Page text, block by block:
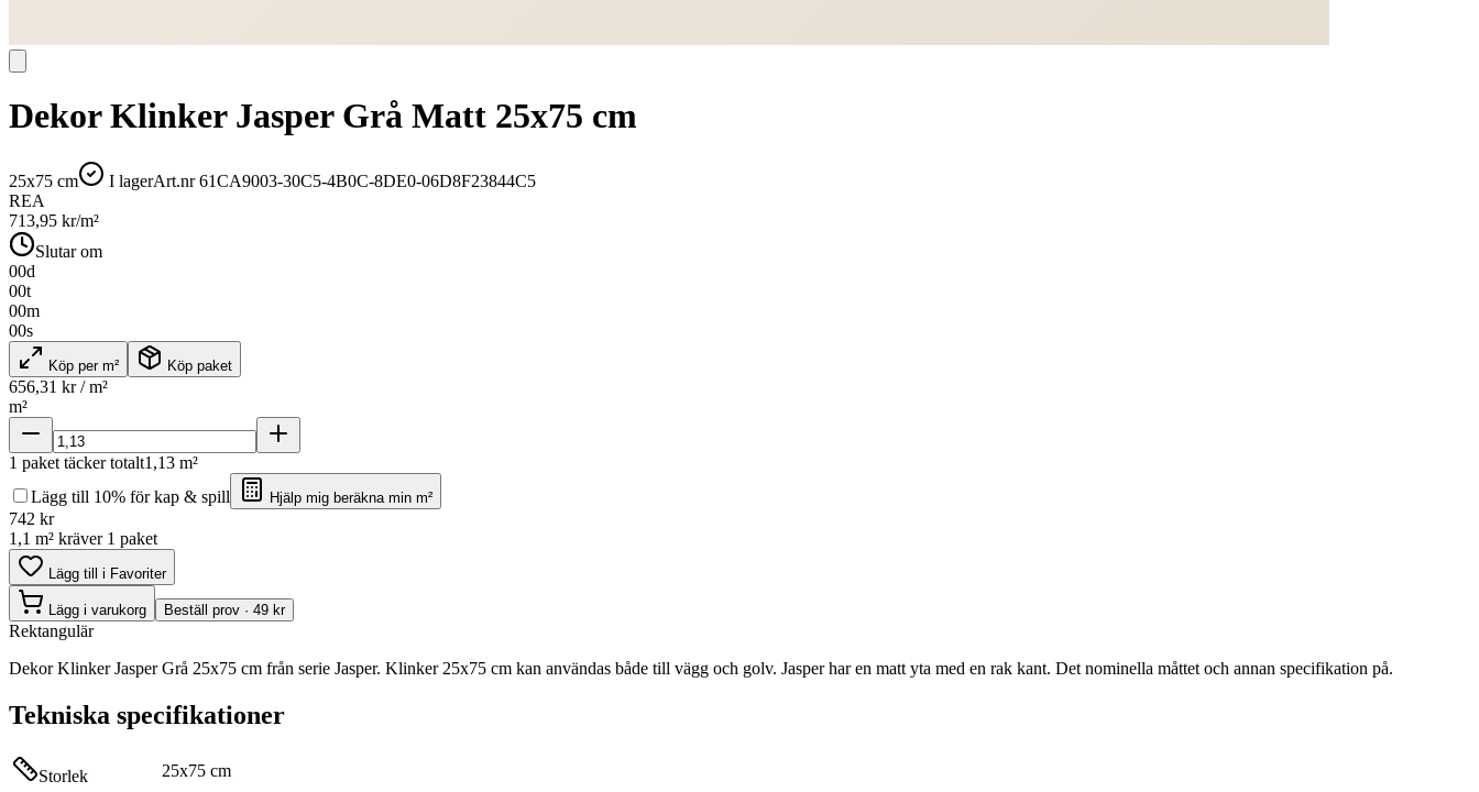
Dekor Klinker Jasper Grå Matt 25x75 cm
25x75 cm I lagerArt.nr61CA9003-30C5-4B0C-8DE0-06D8F23844C5
REA
713,95 kr/m²
Slutar om
00d
00t
00m
00s
Köp per m² Köp paket
656,31 kr / m²
m²
1 paket täcker totalt1,13 m²
Lägg till 10% för kap & spill
Hjälp mig beräkna min m²
742 kr
1,1 m² kräver 1 paket
Lägg till i Favoriter
Lägg i varukorg Beställ prov · 49 kr
Rektangulär
Dekor Klinker Jasper Grå 25x75 cm från serie Jasper. Klinker 25x75 cm kan användas både till vägg och golv. Jasper har en matt yta med en rak kant. Det nominella måttet och annan specifikation på.
Tekniska specifikationer
Storlek 25x75 cm